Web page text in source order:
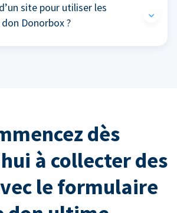
site pour utiliser les
Donorbox ?
dès
à collecter des
le formulaire